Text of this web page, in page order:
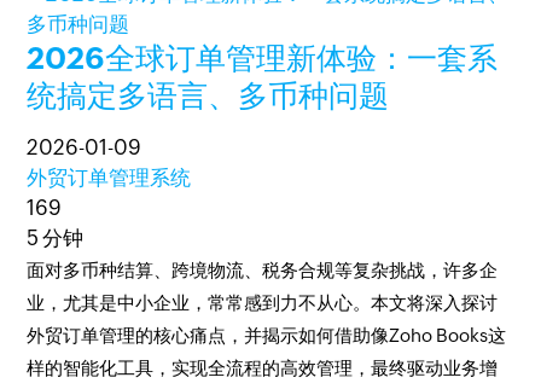
2026全球订单管理新体验：一套系
统搞定多语言、多币种问题
2026-01-09
外贸订单管理系统
169
5 分钟
面对多币种结算、跨境物流、税务合规等复杂挑战，许多企
业，尤其是中小企业，常常感到力不从心。本文将深入探讨
外贸订单管理的核心痛点，并揭示如何借助像Zoho Books这
样的智能化工具，实现全流程的高效管理，最终驱动业务增